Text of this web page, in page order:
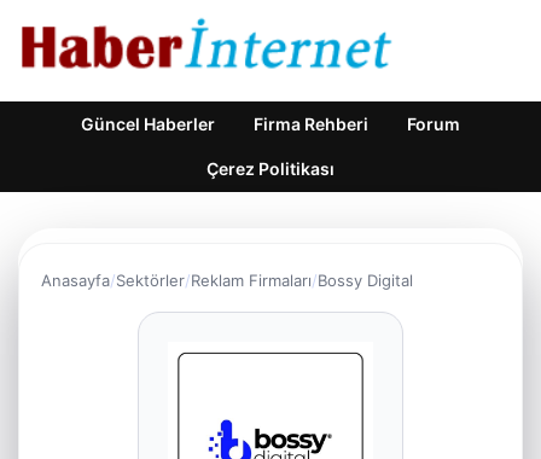
Güncel Haberler Firma Rehberi Forum
Çerez Politikası
Anasayfa Sektörler Reklam Firmaları Bossy Digital